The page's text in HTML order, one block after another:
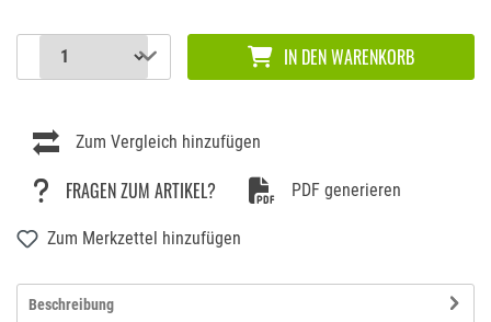
IN DEN WARENKORB
Zum Vergleich hinzufügen
FRAGEN ZUM ARTIKEL? PDF generieren
Zum Merkzettel hinzufügen
Beschreibung